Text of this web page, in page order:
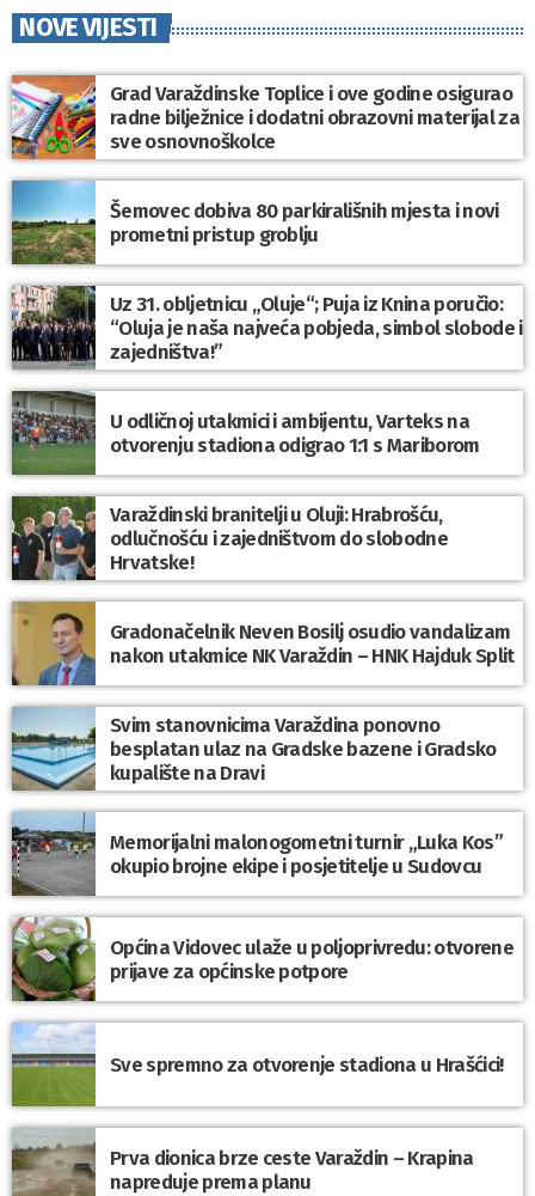
NOVE VIJESTI
Grad Varaždinske Toplice i ove godine osigurao
radne bilježnice i dodatni obrazovni materijal za
sve osnovnoškolce
Šemovec dobiva 80 parkirališnih mjesta i novi
prometni pristup groblju
Uz 31. obljetnicu „Oluje“; Puja iz Knina poručio:
“Oluja je naša najveća pobjeda, simbol slobode i
zajedništva!”
U odličnoj utakmici i ambijentu, Varteks na
otvorenju stadiona odigrao 1:1 s Mariborom
Varaždinski branitelji u Oluji: Hrabrošću,
odlučnošću i zajedništvom do slobodne
Hrvatske!
Gradonačelnik Neven Bosilj osudio vandalizam
nakon utakmice NK Varaždin – HNK Hajduk Split
Svim stanovnicima Varaždina ponovno
besplatan ulaz na Gradske bazene i Gradsko
kupalište na Dravi
Memorijalni malonogometni turnir „Luka Kos”
okupio brojne ekipe i posjetitelje u Sudovcu
Općina Vidovec ulaže u poljoprivredu: otvorene
prijave za općinske potpore
Sve spremno za otvorenje stadiona u Hrašćici!
Prva dionica brze ceste Varaždin – Krapina
napreduje prema planu